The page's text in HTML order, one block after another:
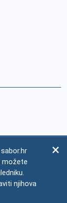
možete
njihova